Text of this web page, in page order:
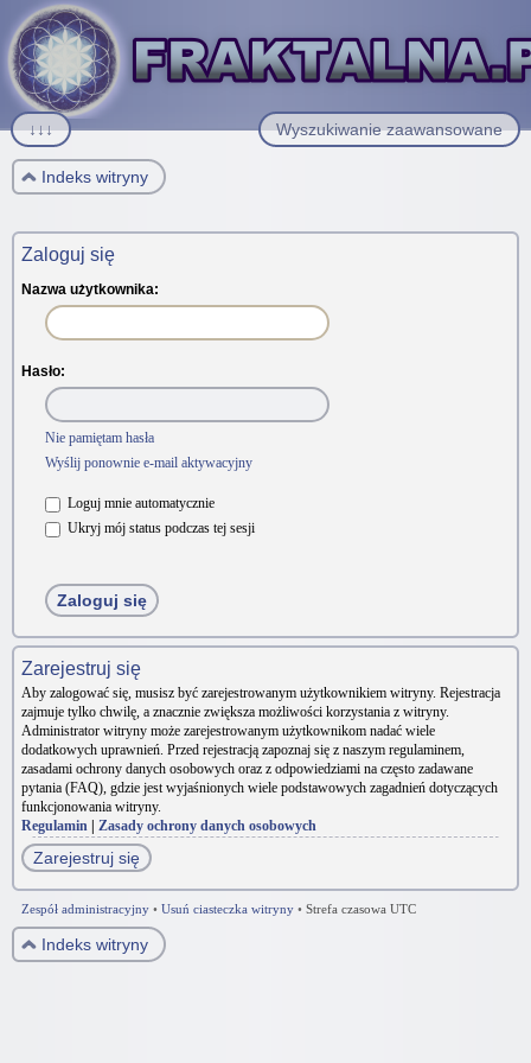
Wyszukiwanie zaawansowane
↓↓↓
Indeks witryny
Zaloguj się
Nazwa użytkownika:
Hasło:
Nie pamiętam hasła
Wyślij ponownie e-mail aktywacyjny
Loguj mnie automatycznie
Ukryj mój status podczas tej sesji
Zarejestruj się
Aby zalogować się, musisz być zarejestrowanym użytkownikiem witryny. Rejestracja
zajmuje tylko chwilę, a znacznie zwiększa możliwości korzystania z witryny.
Administrator witryny może zarejestrowanym użytkownikom nadać wiele
dodatkowych uprawnień. Przed rejestracją zapoznaj się z naszym regulaminem,
zasadami ochrony danych osobowych oraz z odpowiedziami na często zadawane
pytania (FAQ), gdzie jest wyjaśnionych wiele podstawowych zagadnień dotyczących
funkcjonowania witryny.
Regulamin
Zasady ochrony danych osobowych
Zarejestruj się
Zespół administracyjny • Usuń ciasteczka witryny • Strefa czasowa UTC
Indeks witryny